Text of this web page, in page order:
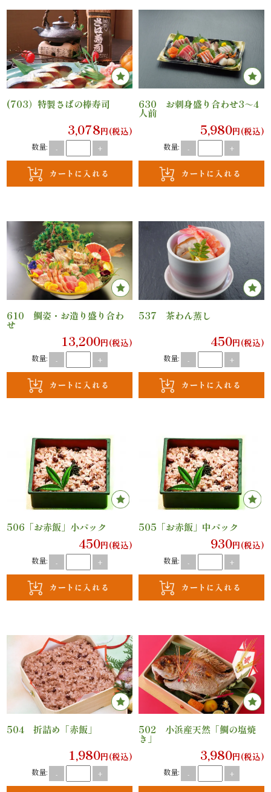
お
子
様
メ
ュ
ー
ご
利
用
ー
か
ら
法
事・
法
要
慶
祝
い
会
研
(703）特製さばの棒寿司
3,078円(税込)
数量: - +
630 お刺身盛り合わせ3～4
人前
5,980円(税込)
数量: - +
610 鯛姿・お造り盛り合わ
せ
13,200円(税込)
数量: - +
537 茶わん蒸し
450円(税込)
数量: - +
506「お赤飯」小パック
450円(税込)
数量: - +
505「お赤飯」中パック
930円(税込)
数量: - +
504 折詰め「赤飯」
1,980円(税込)
数量: - +
502 小浜産天然「鯛の塩焼
き」
3,980円(税込)
数量: - +